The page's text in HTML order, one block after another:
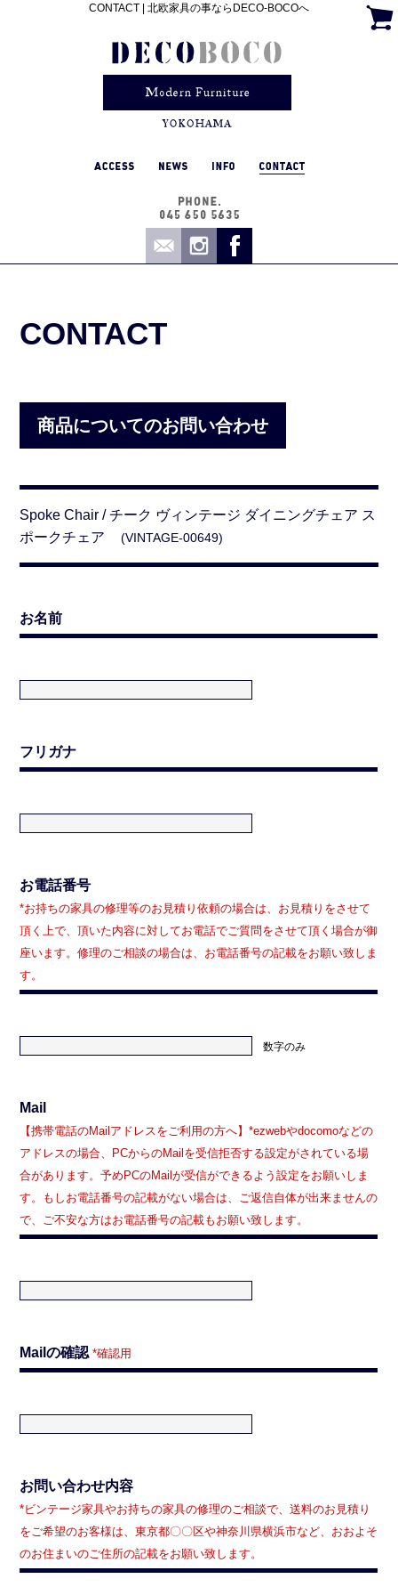
CONTACT | 北欧家具の事ならDECO-BOCOへ
CONTACT
商品についてのお問い合わせ
Spoke Chair / チーク ヴィンテージ ダイニングチェア ス
ポークチェア
(VINTAGE-00649)
お名前
フリガナ
お電話番号
*お持ちの家具の修理等のお見積り依頼の場合は、お見積りをさせて
頂く上で、頂いた内容に対してお電話でご質問をさせて頂く場合が御
座います。修理のご相談の場合は、お電話番号の記載をお願い致しま
す。
数字のみ
Mail
【携帯電話のMailアドレスをご利用の方へ】*ezwebやdocomoなどの
アドレスの場合、PCからのMailを受信拒否する設定がされている場
合があります。予めPCのMailが受信ができるよう設定をお願いしま
す。もしお電話番号の記載がない場合は、ご返信自体が出来ませんの
で、ご不安な方はお電話番号の記載もお願い致します。
Mailの確認*確認用
お問い合わせ内容
*ビンテージ家具やお持ちの家具の修理のご相談で、送料のお見積り
をご希望のお客様は、東京都〇〇区や神奈川県横浜市など、おおよそ
のお住まいのご住所の記載をお願い致します。